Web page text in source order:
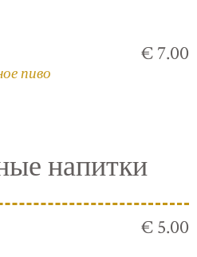
пиво
€ 7.00
напитки
€ 5.00